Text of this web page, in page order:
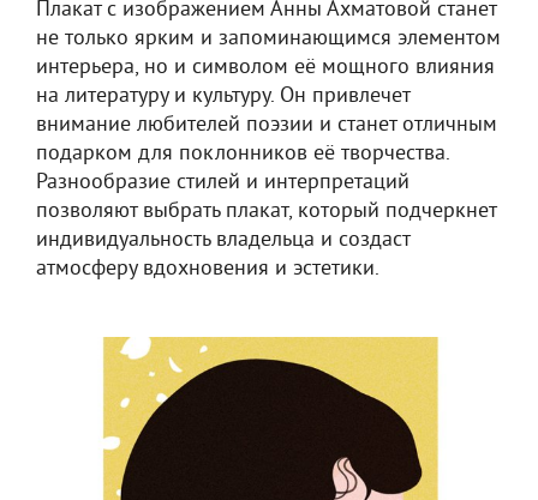
Плакат с изображением Анны Ахматовой станет
не только ярким и запоминающимся элементом
интерьера, но и символом её мощного влияния
на литературу и культуру. Он привлечет
внимание любителей поэзии и станет отличным
подарком для поклонников её творчества.
Разнообразие стилей и интерпретаций
позволяют выбрать плакат, который подчеркнет
индивидуальность владельца и создаст
атмосферу вдохновения и эстетики.